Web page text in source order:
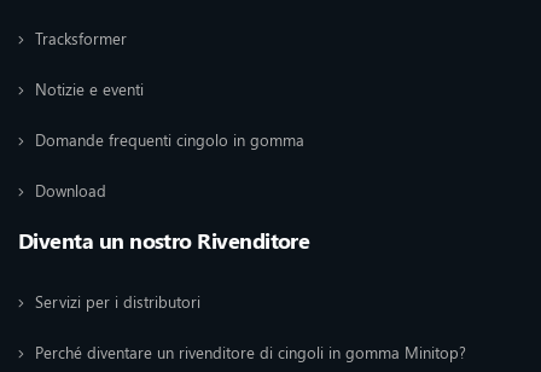
Tracksformer
Notizie e eventi
Domande frequenti cingolo in gomma
Download
Diventa un nostro Rivenditore
Servizi per i distributori
Perché diventare un rivenditore di cingoli in gomma Minitop?